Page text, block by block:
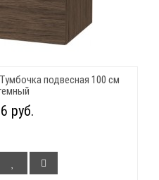
подвесная 100 см
руб.